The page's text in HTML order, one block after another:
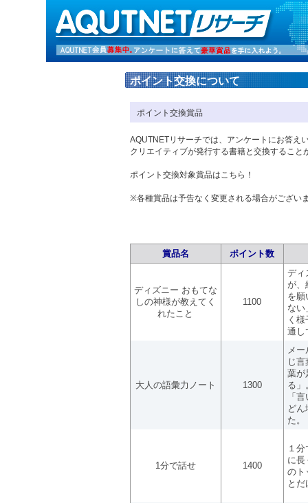
ポイント交換について
ポイント交換賞品
AQUTNETリサーチでは、アンケートにお答え
クリエイティブが発行する書籍と交換すること
ポイント交換対象賞品はこちら！
※各種賞品は予告なく変更される場合がござい
賞品名 ポイント数
ディズニー おもてな
しの神様が教えてく
れたこと
1100
ディ
が、
を願
ない
く
通し
大人の語彙力ノート 1300
メ
じ
葉が
る」
「
ど
た。
1分で話せ 1400
１
に長
のト
と